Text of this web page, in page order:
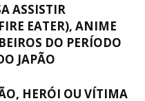
ASSISTIR
EATER), ANIME
DO PERÍODO
JAPÃO
HERÓI OU VÍTIMA